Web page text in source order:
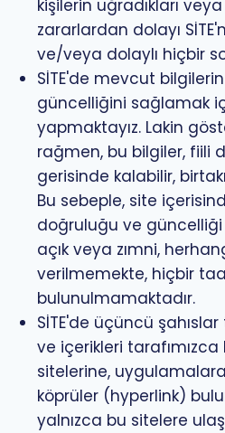
kişilerin uğradıkları
zararlardan dolayı
ve/veya dolaylı hiçbir
SİTE'de mevcut
güncelliğini sağlamak
yapmaktayız. Lakin
rağmen, bu bilgiler, fiili
gerisinde kalabilir,
Bu sebeple, site
doğruluğu ve güncelliği
açık veya zımni,
verilmemekte, hiçbir
bulunulmamaktadır.
SİTE'de üçüncü
ve içerikleri
sitelerine,
köprüler (hyperlink)
yalnızca bu sitelere